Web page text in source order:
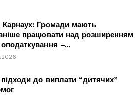
Карнаух: Громади мають
працювати над розширенням
–...
підходи до виплати “дитячих”